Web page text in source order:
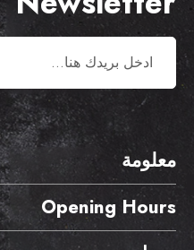
معلومة
Opening Hours